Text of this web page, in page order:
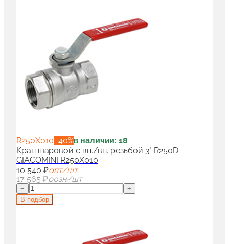
R250X010−40%в наличии: 18
Кран шаровой с вн./вн. резьбой 3" R250D
GIACOMINI R250X010
10 540 ₽опт/шт
17 565 ₽розн/шт
−
+
В подбор